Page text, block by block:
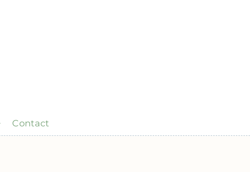
Contact